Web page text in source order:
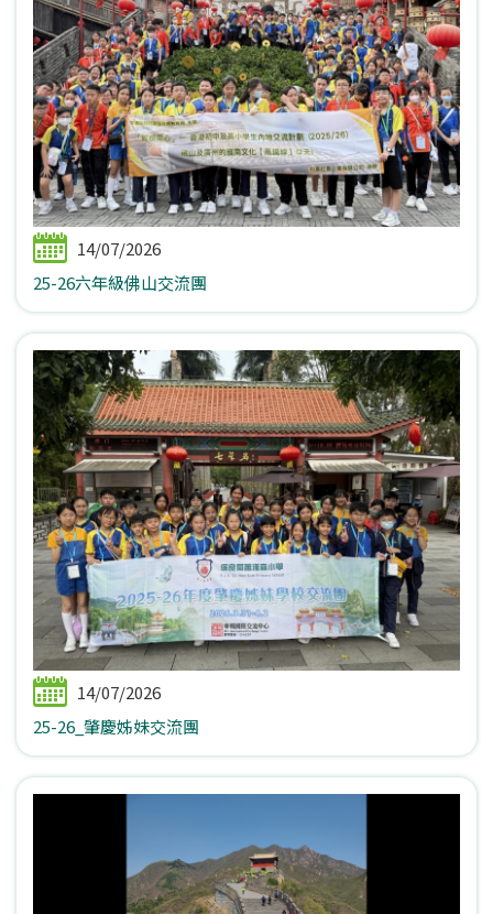
14/07/2026
25-26六年級佛山交流團
14/07/2026
25-26_肇慶姊妹交流團